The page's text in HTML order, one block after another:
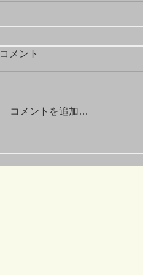
コメント
コメントを追加…